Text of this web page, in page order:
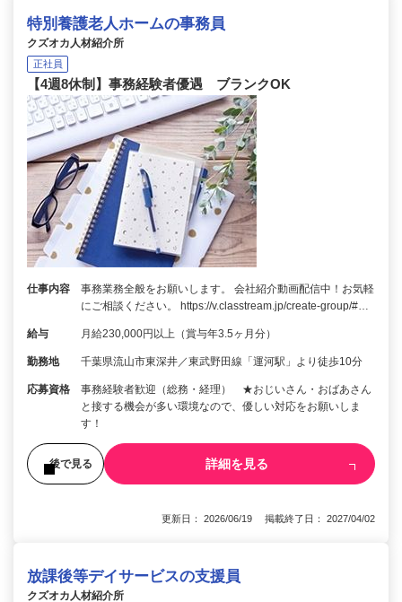
特別養護老人ホームの事務員
クズオカ人材紹介所
正社員
【4週8休制】事務経験者優遇 ブランクOK
仕事内容
事務業務全般をお願いします。 会社紹介動画配信中！お気軽
にご相談ください。 https://v.classtream.jp/create-group/#…
給与 月給230,000円以上（賞与年3.5ヶ月分）
勤務地 千葉県流山市東深井／東武野田線「運河駅」より徒歩10分
応募資格
事務経験者歓迎（総務・経理） ★おじいさん・おばあさん
と接する機会が多い環境なので、優しい対応をお願いしま
す！
後で見る 詳細を見る
更新日： 2026/06/19 掲載終了日： 2027/04/02
放課後等デイサービスの支援員
クズオカ人材紹介所